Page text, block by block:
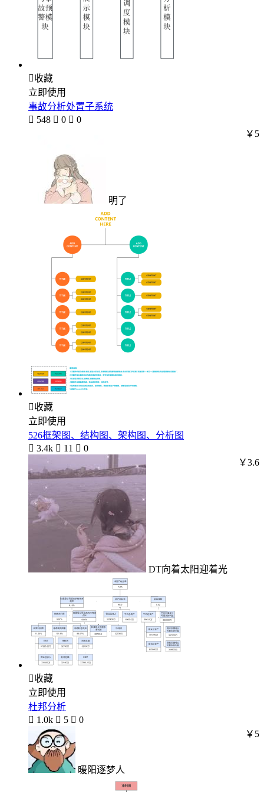
收藏
立即使用
事故分析处置子系统
 548  0  0
明了
￥5
收藏
立即使用
526框架图、结构图、架构图、分析图
 3.4k  11  0
DT向着太阳迎着光
￥3.6
收藏
立即使用
杜邦分析
 1.0k  5  0
暖阳逐梦人
￥5